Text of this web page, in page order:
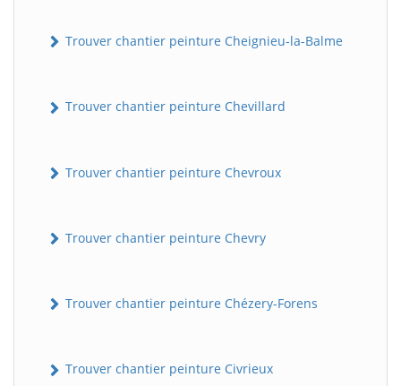
Trouver chantier peinture Cheignieu-la-Balme
Trouver chantier peinture Chevillard
Trouver chantier peinture Chevroux
Trouver chantier peinture Chevry
Trouver chantier peinture Chézery-Forens
Trouver chantier peinture Civrieux